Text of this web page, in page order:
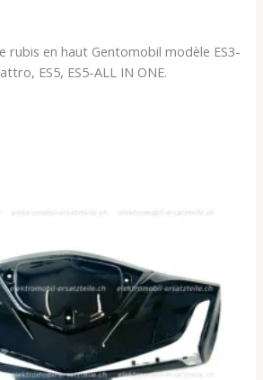
rubis en haut Gentomobil modèle ES3-
ES5, ES5-ALL IN ONE.